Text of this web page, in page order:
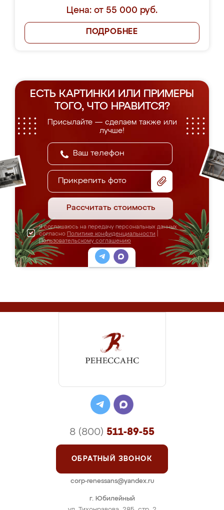
Цена: от 55 000 руб.
ПОДРОБНЕЕ
ЕСТЬ КАРТИНКИ ИЛИ ПРИМЕРЫ
ТОГО, ЧТО НРАВИТСЯ?
Присылайте — сделаем также или
лучше!
Прикрепить фото
Рассчитать стоимость
Я соглашаюсь на передачу персональных данных
согласно Политике конфиденциальности
Пользовательскому соглашению
г. Юбилейный
8 (800) 511-89-55
ОБРАТНЫЙ ЗВОНОК
corp-renessans@yandex.ru